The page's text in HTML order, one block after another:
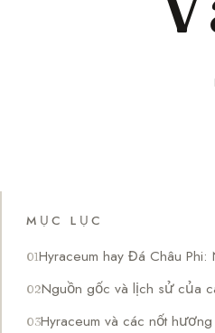
MỤC LỤC
Hyraceum hay Đá Châu
Nguồn gốc và lịch sử của
Hyraceum và các nốt